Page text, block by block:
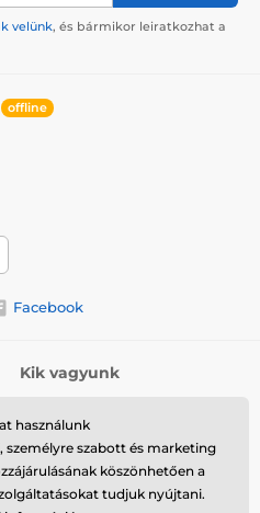
velünk, és bármikor leiratkozhat a
offline
Facebook
Kik vagyunk
Elérhetőségek
Együttműködés a
Galamodinóval
használunk
szabott és marketing
köszönhetően a
tudjuk nyújtani.